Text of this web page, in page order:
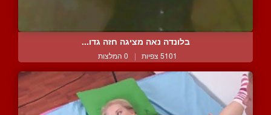
בלונדה נאה מציגה חזה גדו...
5101 צפיות | 0 המלצות